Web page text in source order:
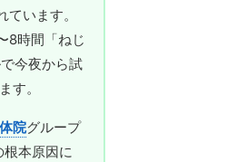
います。
8時間「ねじ
今夜から試
す。
院グループ
本原因に